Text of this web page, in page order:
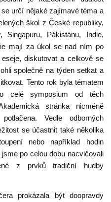
určí nějaké zajímavé téma a
škol z České republiky,
Pákistánu, Indie,
mají za úkol se nad ním po
diskutovat a celkově se
společně na týden setkat a
Tento rok byla tématem
celé symposium od těch
stránka nicméně
Vedle odborných
se účastnit také několika
nebo například hodin
po celou dobu nacvičovali
z prvků tradiční hudby
prokázala být doopravdy